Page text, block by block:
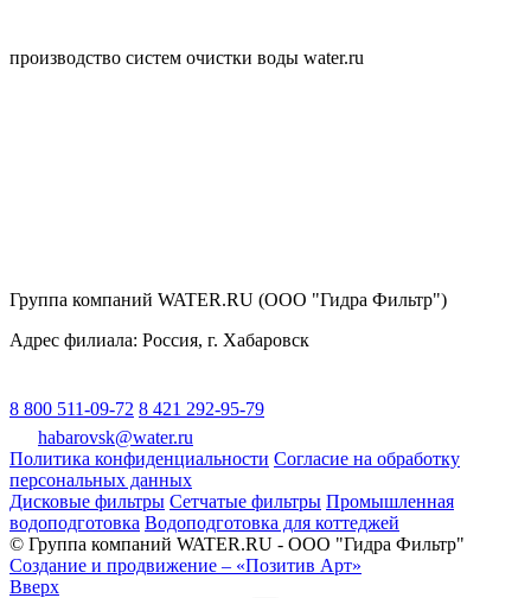
производство систем очистки воды water.ru
Группа компаний WATER.RU (ООО "Гидра Фильтр")
Адрес филиала: Россия, г. Хабаровск
8 800 511-09-72 8 421 292-95-79
habarovsk@water.ru
Политика конфиденциальности Согласие на обработку
персональных данных
Дисковые фильтры Сетчатые фильтры Промышленная
водоподготовка Водоподготовка для коттеджей
© Группа компаний WATER.RU - ООО "Гидра Фильтр"
Создание и продвижение – «Позитив Арт»
Вверх